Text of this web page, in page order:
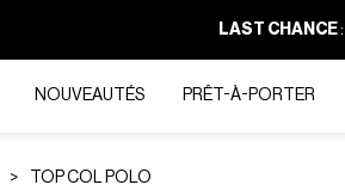
LAST CHANCE:
NOUVEAUTÉS PRÊT-À-PORTER
TOP COL POLO